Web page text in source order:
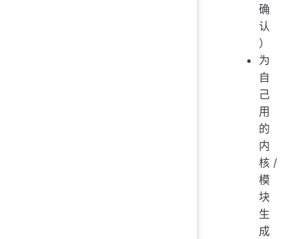
确
认
）
为
自
己
用
的
内
核 /
模
块
生
成